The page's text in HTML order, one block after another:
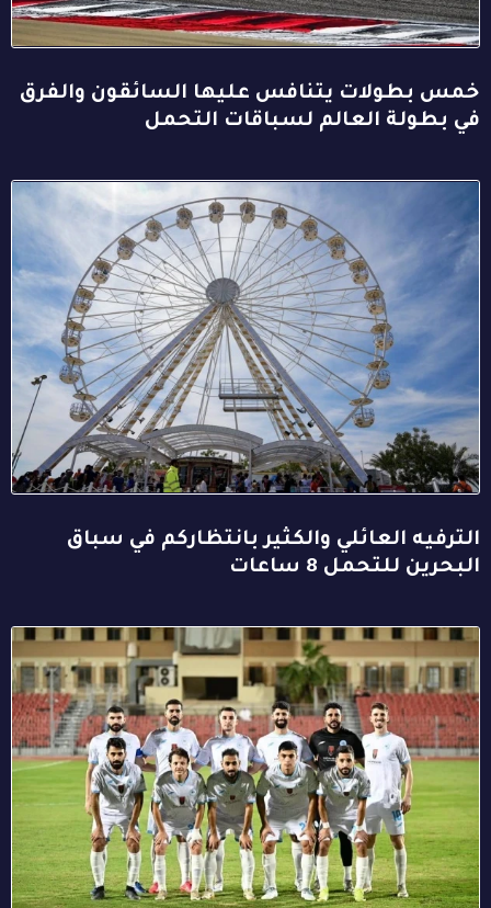
خمس بطولات يتنافس عليها السائقون والفرق
في بطولة العالم لسباقات التحمل
الترفيه العائلي والكثير بانتظاركم في سباق
البحرين للتحمل 8 ساعات